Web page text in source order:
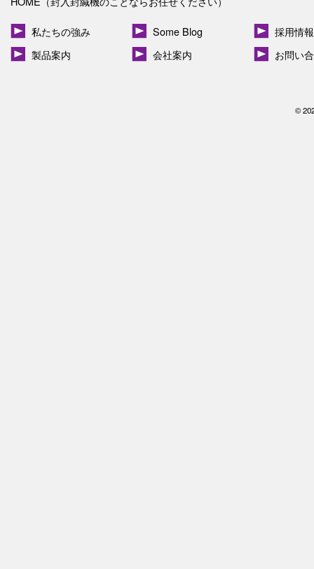
私たちの強み
製品案内
Some Blog
会社案内
採用情報
お問い
©